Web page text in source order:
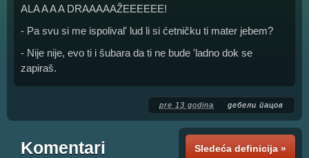
ALA A A A DRAAAAAŽEEEEEE!
- Pa svu si me ispolival' lud li si ćetničku ti mater jebem?
- Nije nije, evo ti i šubara da ti ne bude 'ladno dok se
zapiraš.
pre 13 godina дебели пацов
Sledeća definicija »
Komentari